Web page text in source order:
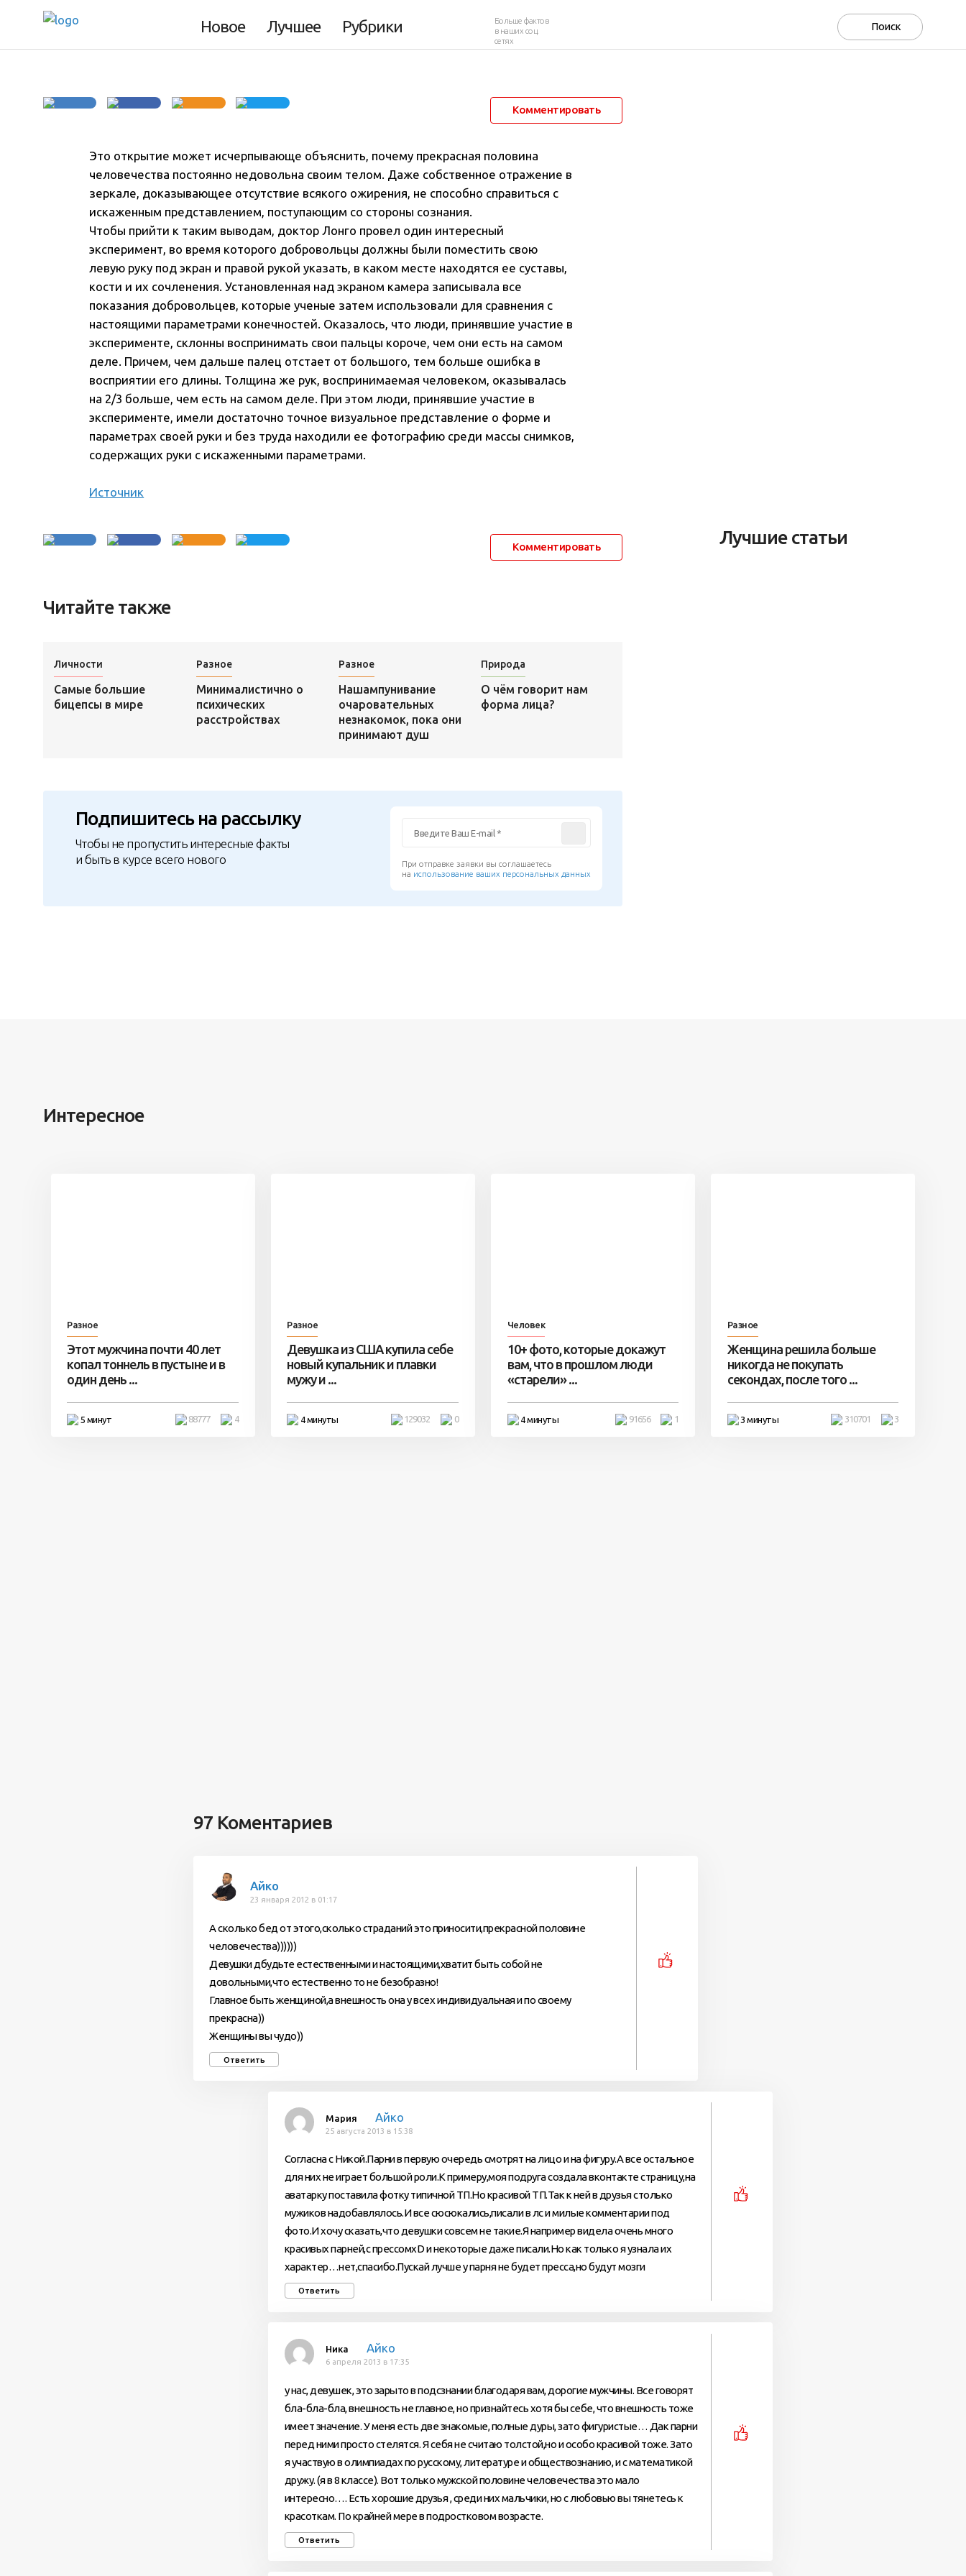
Новое Лучшее Рубрики
Больше фактов
в наших соц.
сетях
Комментировать
Это открытие может исчерпывающе объяснить, почему прекрасная половина
человечества постоянно недовольна своим телом. Даже собственное отражение в
зеркале, доказывающее отсутствие всякого ожирения, не способно справиться с
искаженным представлением, поступающим со стороны сознания.
Чтобы прийти к таким выводам, доктор Лонго провел один интересный
эксперимент, во время которого добровольцы должны были поместить свою
левую руку под экран и правой рукой указать, в каком месте находятся ее суставы,
кости и их сочленения. Установленная над экраном камера записывала все
показания добровольцев, которые ученые затем использовали для сравнения с
настоящими параметрами конечностей. Оказалось, что люди, принявшие участие в
эксперименте, склонны воспринимать свои пальцы короче, чем они есть на самом
деле. Причем, чем дальше палец отстает от большого, тем больше ошибка в
восприятии его длины. Толщина же рук, воспринимаемая человеком, оказывалась
на 2/3 больше, чем есть на самом деле. При этом люди, принявшие участие в
эксперименте, имели достаточно точное визуальное представление о форме и
параметрах своей руки и без труда находили ее фотографию среди массы снимков,
содержащих руки с искаженными параметрами.
Источник
Комментировать
Читайте также
Личности
Самые большие
бицепсы в мире
Разное
Минималистично о
психических
расстройствах
Разное
Нашампунивание
очаровательных
незнакомок, пока они
принимают душ
Природа
О чём говорит нам
форма лица?
Подпишитесь на рассылку
Чтобы не пропустить интересные факты
и быть в курсе всего нового
При отправке заявки вы соглашаетесь
на использование ваших персональных данных
Лучшие статьи
Интересное
Разное
Этот мужчина почти 40 лет
копал тоннель в пустыне и в
один день ...
5 минут 4
88777
Разное
Девушка из США купила себе
новый купальник и плавки
мужу и ...
4 минуты 0
129032
Человек
10+ фото, которые докажут
вам, что в прошлом люди
«старели» ...
4 минуты 1
91656
Разное
Женщина решила больше
никогда не покупать
секондах, после того ...
3 минуты 3
310701
97 Коментариев
Айко
23 января 2012 в 01:17
А сколько бед от этого,сколько страданий это приносити,прекрасной половине
человечества))))))
Девушки дбудьте естественными и настоящими,хватит быть собой не
довольными,что естественно то не безобразно!
Главное быть женщиной,а внешность она у всех индивидуальная и по своему
прекрасна))
Женщины вы чудо))
Ответить
Мария Айко
25 августа 2013 в 15:38
Согласна с Никой.Парни в первую очередь смотрят на лицо и на фигуру.А все остальное
для них не играет большой роли.К примеру,моя подруга создала вконтакте страницу,на
аватарку поставила фотку типичной ТП.Но красивой ТП.Так к ней в друзья столько
мужиков надобавлялось.И все сюсюкались,писали в лс и милые комментарии под
фото.И хочу сказать,что девушки совсем не такие.Я например видела очень много
красивых парней,с прессомхD и некоторые даже писали.Но как только я узнала их
характер…нет,спасибо.Пускай лучше у парня не будет пресса,но будут мозги
Ответить
Ника Айко
6 апреля 2013 в 17:35
у нас, девушек, это зарыто в подсзнании благодаря вам, дорогие мужчины. Все говорят
бла-бла-бла, внешность не главное, но признайтесь хотя бы себе, что внешность тоже
имеет значение. У меня есть две знакомые, полные дуры, зато фигуристые… Дак парни
перед ними просто стелятся. Я себя не считаю толстой,но и особо красивой тоже. Зато
я участвую в олимпиадах по русскому, литературе и обществознанию, и с математикой
дружу. (я в 8 классе). Вот только мужской половине человечества это мало
интересно…. Есть хорошие друзья , среди них мальчики, но с любовью вы тянетесь к
красоткам. По крайней мере в подростковом возрасте.
Ответить